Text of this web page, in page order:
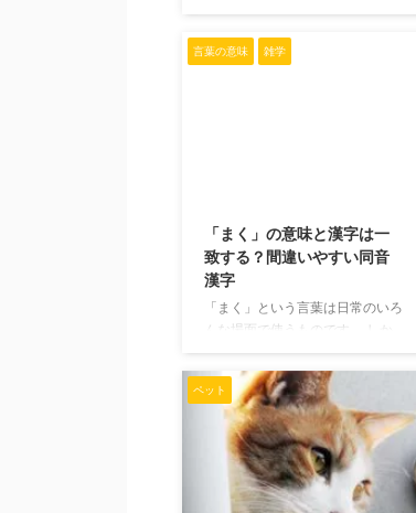
「これが幸せの瞬間か…」と思い
ます。 一方で、猫と一緒に寝た
していきます。 猫が顔をくっつ
けて寝るのは信頼の証拠 あなた
の猫ちゃんが顔をくっつけて寝る
のは、あなたを心から信頼してい
る証拠です。 猫にとって ...
言葉の意味 雑学
「まく」の意味と漢字は一
致する？間違いやすい同音
漢字
「まく」という言葉は日常のいろ
んな場面で使うものです。 しか
ると、多くある中からどれが当て
はまるかわからなくなってしまう
ことがあります。 今回はそのう
ちの動詞の「まく」の意味と漢字
の関係について見ていく記事にな
ります。 よく使われる「まく」
の漢字と意味 単漢字の「幕」な
ペット